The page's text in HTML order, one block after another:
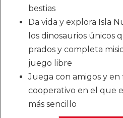
bestias
Da vida y explora Isla
los dinosaurios únicos
prados y completa
juego libre
Juega con amigos y
cooperativo en el que
más sencillo